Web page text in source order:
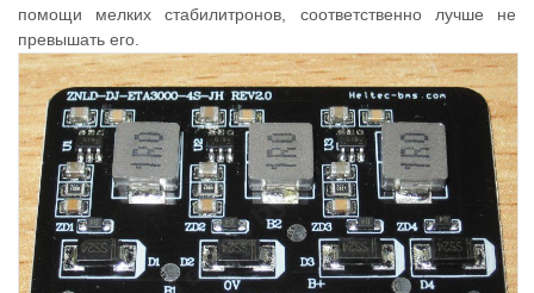
помощи мелких стабилитронов, соответственно лучше не
превышать его.